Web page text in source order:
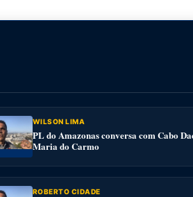
WILSON LIMA
PL do Amazonas conversa com Cabo
Maria do Carmo
ROBERTO CIDADE